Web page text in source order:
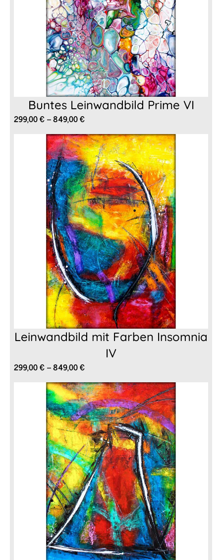
Buntes Leinwandbild Prime VI
299,00€–849,00€
bis
849,00 €
Leinwandbild mit Farben Insomnia
IV
299,00€–849,00€
bis
849,00 €